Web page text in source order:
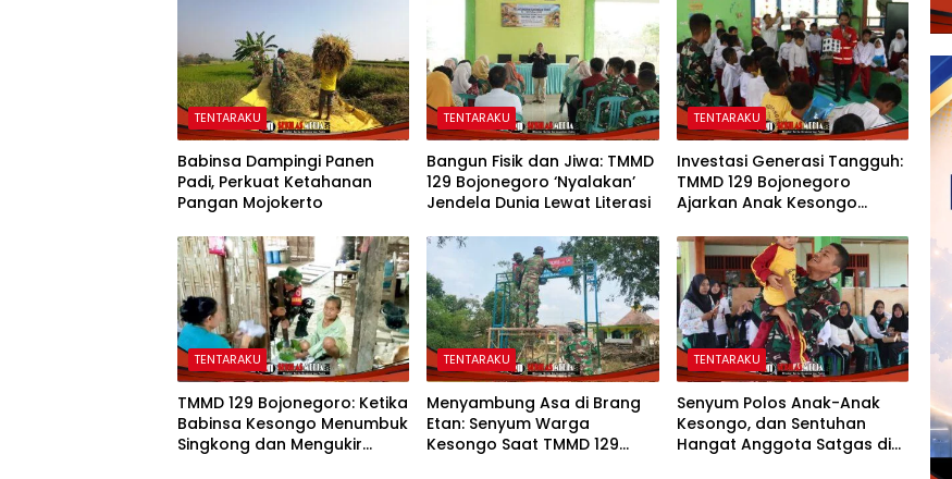
TENTARAKU
Babinsa Dampingi Panen
Padi, Perkuat Ketahanan
Pangan Mojokerto
TENTARAKU
Bangun Fisik dan Jiwa: TMMD
129 Bojonegoro ‘Nyalakan’
Jendela Dunia Lewat Literasi
TENTARAKU
Investasi Generasi Tangguh:
TMMD 129 Bojonegoro
Ajarkan Anak Kesongo
TENTARAKU
TMMD 129 Bojonegoro: Ketika
Babinsa Kesongo Menumbuk
Singkong dan Mengukir
TENTARAKU
Menyambung Asa di Brang
Etan: Senyum Warga
Kesongo Saat TMMD 129
TENTARAKU
Senyum Polos Anak-Anak
Kesongo, dan Sentuhan
Hangat Anggota Satgas di